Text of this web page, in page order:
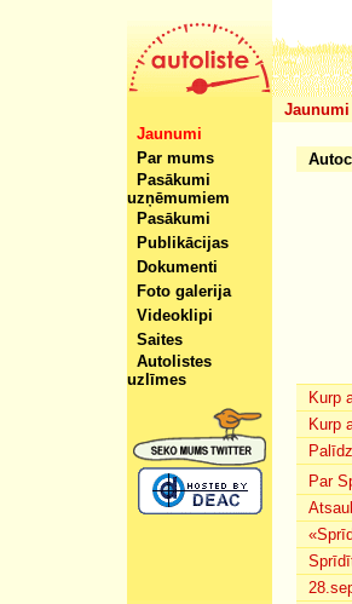
Jaunumi
Jaunumi
Par mums
Pasākumi
uzņēmumiem
Pasākumi
Publikācijas
Dokumenti
Foto galerija
Videoklipi
Saites
Autolistes
uzlīmes
Kurp
Kurp
Par